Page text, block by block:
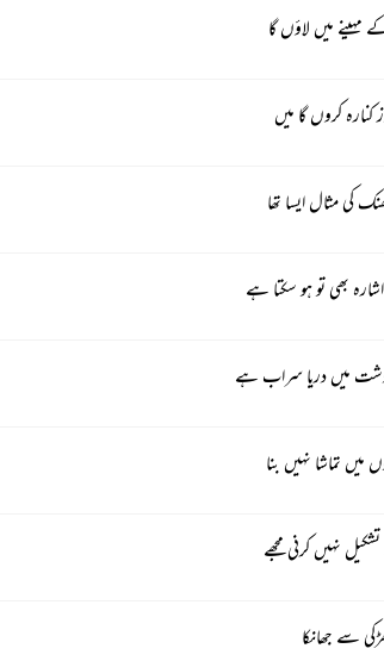
مہینے میں لاؤں گا
کروں گا میں
کی مثال ایسا تھا
بھی تو ہو سکتا ہے
میں دریا سراب ہے
تماشا نہیں بنا
نہیں کرنی مجھے
سے جھانکا